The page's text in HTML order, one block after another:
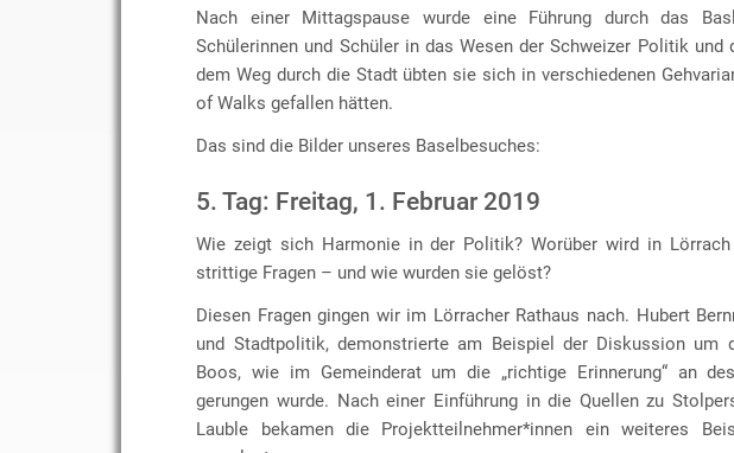
Nach einer Mittagspause wurde eine Führung durch das
Schülerinnen und Schüler in das Wesen der Schweizer Politik
dem Weg durch die Stadt übten sie sich in verschiedenen
of Walks gefallen hätten.
Das sind die Bilder unseres Baselbesuches:
5. Tag: Freitag, 1. Februar 2019
Wie zeigt sich Harmonie in der Politik? Worüber wird in
strittige Fragen – und wie wurden sie gelöst?
Diesen Fragen gingen wir im Lörracher Rathaus nach. Hubert
und Stadtpolitik, demonstrierte am Beispiel der Diskussion um
Boos, wie im Gemeinderat um die „richtige Erinnerung“ an
gerungen wurde. Nach einer Einführung in die Quellen zu
Lauble bekamen die Projektteilnehmer*innen ein weiteres